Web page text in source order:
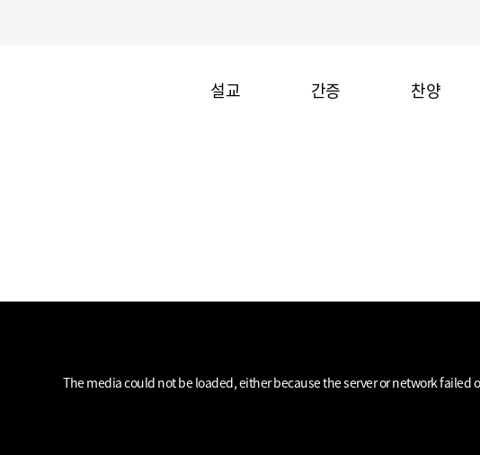
설교 간증 찬양
The media could not be loaded, either because the server or network failed